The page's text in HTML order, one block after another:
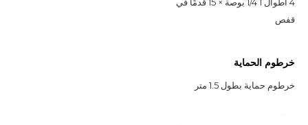
قفص
خرطوم الحماية
خرطوم حماية بطول 1.5 متر